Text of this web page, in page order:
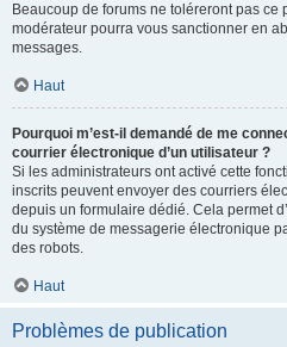
Beaucoup de forums ne toléreront pas
modérateur pourra vous sanctionner en
messages.
Haut
Pourquoi m’est-il demandé de me
courrier électronique d’un utilisateur ?
Si les administrateurs ont activé cette
inscrits peuvent envoyer des courriers
depuis un formulaire dédié. Cela permet
du système de messagerie électronique
des robots.
Haut
Problèmes de publication